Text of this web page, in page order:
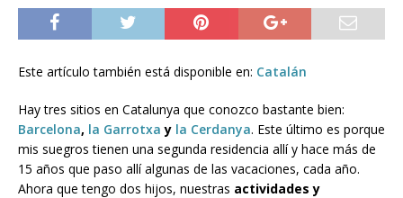
Este artículo también está disponible en: Catalán
Hay tres sitios en Catalunya que conozco bastante bien:
Barcelona, la Garrotxa y la Cerdanya. Este último es porque
mis suegros tienen una segunda residencia allí y hace más de
15 años que paso allí algunas de las vacaciones, cada año.
Ahora que tengo dos hijos, nuestras actividades y